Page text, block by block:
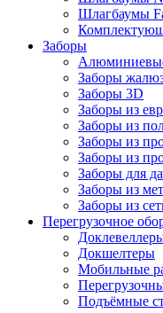
Шлагбаумы
Заборы
Заборы
Заборы 3D
Заборы из
Заборы из
Заборы из
Заборы из
Заборы для
Заборы из
Заборы из
Перегрузочное
Докшелтеры
Мобильные
Подъёмные